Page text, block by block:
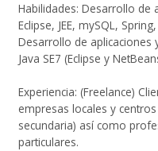
Habilidades: Desarrollo de
Eclipse, JEE, mySQL,
Desarrollo de
Java SE7 (Eclipse y
Experiencia: (Freelance)
empresas locales y
secundaria) así como
particulares.